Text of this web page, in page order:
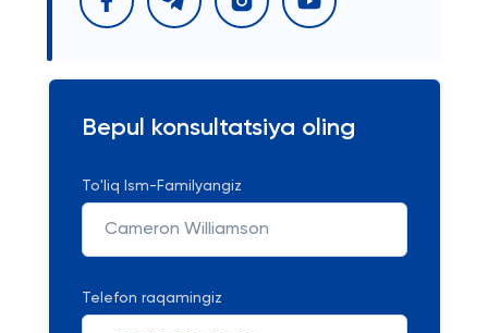
Bepul konsultatsiya oling
To'liq Ism-Familyangiz
Telefon raqamingiz